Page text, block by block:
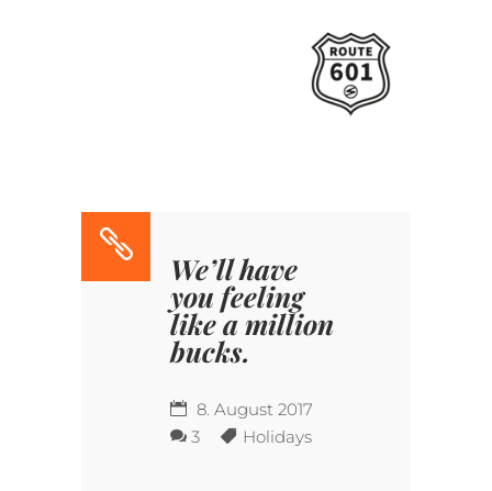
We’ll have
you feeling
like a million
bucks.
8. August 2017
3
Holidays